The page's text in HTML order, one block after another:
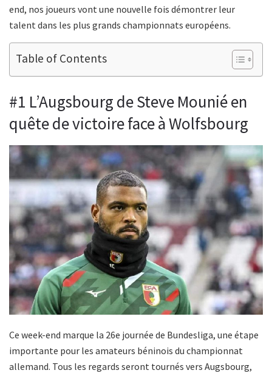
end, nos joueurs vont une nouvelle fois démontrer leur
talent dans les plus grands championnats européens.
Table of Contents
#1 L’Augsbourg de Steve Mounié en
quête de victoire face à Wolfsbourg
Ce week-end marque la 26e journée de Bundesliga, une étape
importante pour les amateurs béninois du championnat
allemand. Tous les regards seront tournés vers Augsbourg,